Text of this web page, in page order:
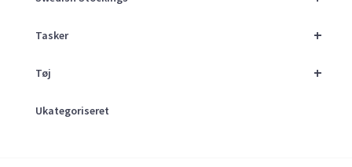
+
Tasker
+
Tøj
Ukategoriseret